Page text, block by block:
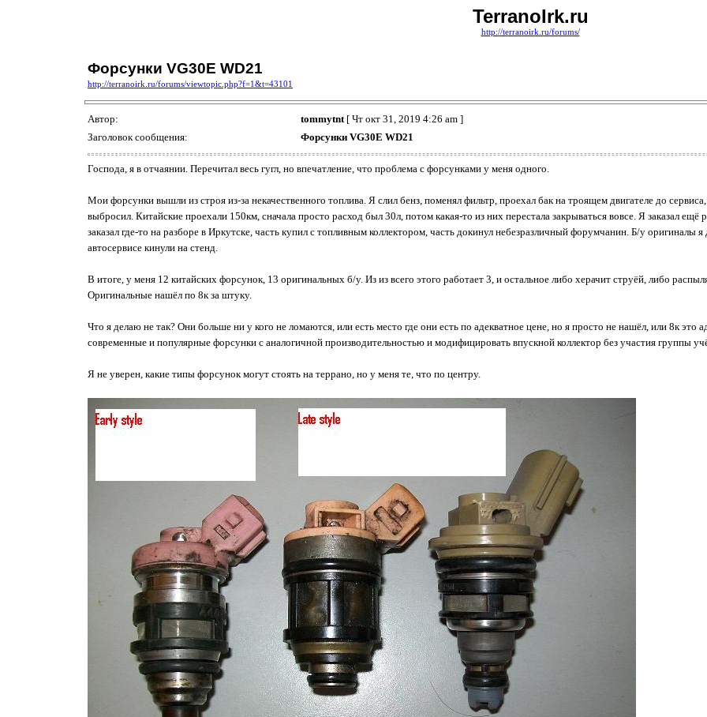
TerranoIrk.ru
http://terranoirk.ru/forums/
Форсунки VG30E WD21
http://terranoirk.ru/forums/viewtopic.php?f=1&t=43101
Автор: tommytnt[ Чт окт 31, 2019 4:26 am ]
Заголовок сообщения:
Форсунки VG30E WD21
Господа, я в отчаянии. Перечитал весь гугл, но впечатление, что проблема с форсунками у меня одного.
Мои форсунки вышли из строя из-за некачественного топлива. Я слил бенз, поменял фильтр, проехал бак на троящем двигателе до
выбросил. Китайские проехали 150км, сначала просто расход был 30л, потом какая-то из них перестала закрываться вовсе. Я заказал ещё
заказал где-то на разборе в Иркутске, часть купил с топливным коллектором, часть докинул небезразличный форумчанин. Б/у оригиналы
автосервисе кинули на стенд.
В итоге, у меня 12 китайских форсунок, 13 оригинальных б/у. Из из всего этого работает 3, и остальное либо херачит струёй, либо
Оригинальные нашёл по 8к за штуку.
Что я делаю не так? Они больше ни у кого не ломаются, или есть место где они есть по адекватное цене, но я просто не нашёл, или 8к это
современные и популярные форсунки с аналогичной производительностью и модифицировать впускной коллектор без участия группы
Я не уверен, какие типы форсунок могут стоять на террано, но у меня те, что по центру.